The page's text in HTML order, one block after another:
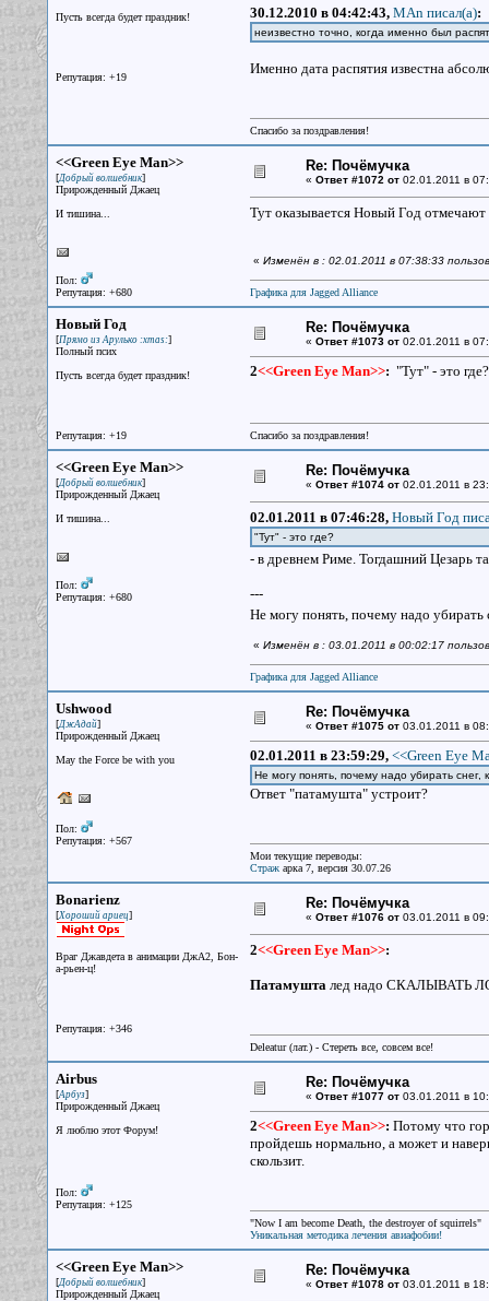
Пусть всегда будет праздник!
Репутация: +19
30.12.2010 в 04:42:43, MAn писал(a):
неизвестно точно, когда именно был
Именно дата распятия известна
Спасибо за поздравления!
<<Green Eye Man>>
[Добрый волшебник]
Прирожденный Джаец
И тишина...
Пол:
Репутация: +680
Re: Почёмучка
« Ответ #1072 от02.01.2011 в
Тут оказывается Новый Год
« Изменён в : 02.01.2011 в 07:38:33
Графика для Jagged Alliance
Новый Год
[Прямо из Арулько :xmas:]
Полный псих
Пусть всегда будет праздник!
Репутация: +19
Re: Почёмучка
« Ответ #1073 от02.01.2011 в
2<<Green Eye Man>>: "Тут" - это
Спасибо за поздравления!
<<Green Eye Man>>
[Добрый волшебник]
Прирожденный Джаец
И тишина...
Пол:
Репутация: +680
Re: Почёмучка
« Ответ #1074 от02.01.2011 в
02.01.2011 в 07:46:28, Новый Год
"Тут" - это где?
- в древнем Риме. Тогдашний Цезарь
---
Не могу понять, почему надо убирать
« Изменён в : 03.01.2011 в 00:02:17
Графика для Jagged Alliance
Ushwood
[ДжАдай]
Прирожденный Джаец
May the Force be with you
Пол:
Репутация: +567
Re: Почёмучка
« Ответ #1075 от03.01.2011 в
02.01.2011 в 23:59:29, <<Green Eye
Не могу понять, почему надо убирать
Ответ "патамушта" устроит?
Мои текущие переводы:
Стражарка 7, версия 30.07.26
Bonarienz
[Хороший ариец]
Враг Джавдета в анимации ДжА2, Бон-
а-рьен-ц!
Репутация: +346
Re: Почёмучка
« Ответ #1076 от03.01.2011 в
2<<Green Eye Man>>:
Патамушталед надо СКАЛЫВАТЬ
Deleatur (лат.) - Стереть все, совсем все!
Airbus
[Арбуз]
Прирожденный Джаец
Я люблю этот Форум!
Пол:
Репутация: +125
Re: Почёмучка
« Ответ #1077 от03.01.2011 в
2<<Green Eye Man>>: Потому что
пройдешь нормально, а может и
скользит.
"Now I am become Death, the destroyer of squirrels"
Уникальная методика лечения авиафобии!
<<Green Eye Man>>
[Добрый волшебник]
Прирожденный Джаец
Re: Почёмучка
« Ответ #1078 от03.01.2011 в